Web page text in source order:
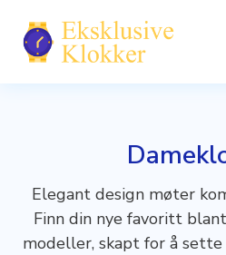
Elegant design møter
Finn din nye favoritt
modeller, skapt for å